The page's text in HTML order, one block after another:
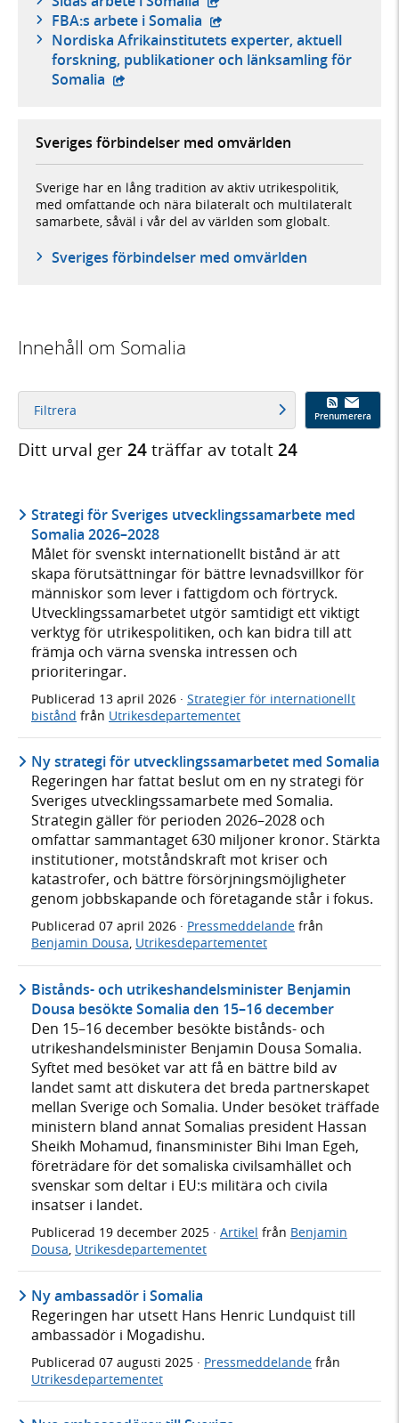
FBA:s arbete i Somalia - extern webbplats,
Nordiska Afrikainstitutets experter, aktuell
forskning, publikationer och länksamling för
Somalia - extern webbplats,
Sveriges förbindelser med omvärlden
Sverige har en lång tradition av aktiv utrikespolitik,
med omfattande och nära bilateralt och multilateralt
samarbete, såväl i vår del av världen som globalt.
Sveriges förbindelser med omvärlden
Innehåll om Somalia
Filtrera Prenumerera
Ditt urval ger24träffar av totalt24
Strategi för Sveriges utvecklingssamarbete med
Somalia 2026–2028
Målet för svenskt internationellt bistånd är att
skapa förutsättningar för bättre levnadsvillkor för
människor som lever i fattigdom och förtryck.
Utvecklingssamarbetet utgör samtidigt ett viktigt
verktyg för utrikespolitiken, och kan bidra till att
främja och värna svenska intressen och
prioriteringar.
Publicerad 13 april 2026 · Strategier för internationellt
bistånd från Utrikesdepartementet
Ny strategi för utvecklingssamarbetet med Somalia
Regeringen har fattat beslut om en ny strategi för
Sveriges utvecklingssamarbete med Somalia.
Strategin gäller för perioden 2026–2028 och
omfattar sammantaget 630 miljoner kronor. Stärkta
institutioner, motståndskraft mot kriser och
katastrofer, och bättre försörjningsmöjligheter
genom jobbskapande och företagande står i fokus.
Publicerad 07 april 2026 · Pressmeddelande från
Benjamin Dousa, Utrikesdepartementet
Bistånds- och utrikeshandelsminister Benjamin
Dousa besökte Somalia den 15–16 december
Den 15–16 december besökte bistånds- och
utrikeshandelsminister Benjamin Dousa Somalia.
Syftet med besöket var att få en bättre bild av
landet samt att diskutera det breda partnerskapet
mellan Sverige och Somalia. Under besöket träffade
ministern bland annat Somalias president Hassan
Sheikh Mohamud, finansminister Bihi Iman Egeh,
företrädare för det somaliska civilsamhället och
svenskar som deltar i EU:s militära och civila
insatser i landet.
Publicerad 19 december 2025 · Artikel från Benjamin
Dousa, Utrikesdepartementet
Ny ambassadör i Somalia
Regeringen har utsett Hans Henric Lundquist till
ambassadör i Mogadishu.
Publicerad 07 augusti 2025 · Pressmeddelande från
Utrikesdepartementet